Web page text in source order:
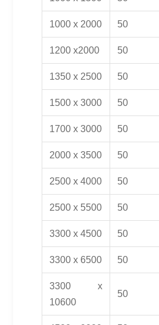
1000 x 2000 50
1200 x2000 50
1350 x 2500 50
1500 x 3000 50
1700 x 3000 50
2000 x 3500 50
2500 x 4000 50
2500 x 5500 50
3300 x 4500 50
3300 x 6500 50
3300 x
10600
50